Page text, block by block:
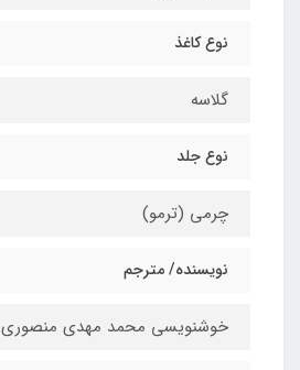
نوع کاغذ
گلاسه
نوع جلد
چرمی (ترمو)
نویسنده/ مترجم
خوشنویسی محمد مهدی منصوری